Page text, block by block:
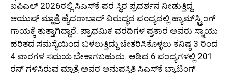
ಐಪಿಎಲ್ 2026ರಲ್ಲಿ ಸಿಎಸ್‌ಕೆ ಪರ ಸ್ಥಿರ ಪ್ರದರ್ಶನ ನೀಡುತ್ತಿದ್ದ
ಆಯುಷ್ ಮ್ಹಾತ್ರೆ ಹೈದರಾಬಾದ್ ವಿರುದ್ಧದ ಪಂದ್ಯದಲ್ಲಿ ಹ್ಯಾಮ್‌ಸ್ಟ್ರಿಂಗ್
ಗಾಯಕ್ಕೆ ತುತ್ತಾಗಿದ್ದಾರೆ. ಪ್ರಾಥಮಿಕ ವರದಿಗಳ ಪ್ರಕಾರ ಅವರು ಸ್ನಾಯು
ಹರಿತದ ಸಮಸ್ಯೆಯಿಂದ ಬಳಲುತ್ತಿದ್ದು ಚೇತರಿಸಿಕೊಳ್ಳಲು ಕನಿಷ್ಠ 3 ರಿಂದ
4 ವಾರಗಳ ಸಮಯ ಬೇಕಾಗಬಹುದು. ಆಡಿದ 6 ಪಂದ್ಯಗಳಲ್ಲಿ 201
ರನ್ ಗಳಿಸಿರುವ ಮ್ಹಾತ್ರೆ ಅವರ ಅನುಪಸ್ಥಿತಿ ಸಿಎಸ್‌ಕೆ ಬ್ಯಾಟಿಂಗ್